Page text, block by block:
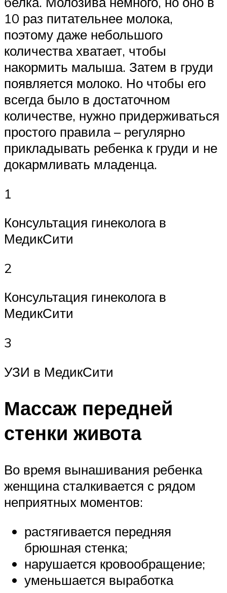
10 раз питательнее молока,
поэтому даже небольшого
количества хватает, чтобы
накормить малыша. Затем в груди
появляется молоко. Но чтобы его
всегда было в достаточном
количестве, нужно придерживаться
простого правила – регулярно
прикладывать ребенка к груди и не
докармливать младенца.
1
Консультация гинеколога в
МедикСити
2
Консультация гинеколога в
МедикСити
3
УЗИ в МедикСити
Массаж передней
стенки живота
Во время вынашивания ребенка
женщина сталкивается с рядом
неприятных моментов:
растягивается передняя
брюшная стенка;
нарушается кровообращение;
уменьшается выработка